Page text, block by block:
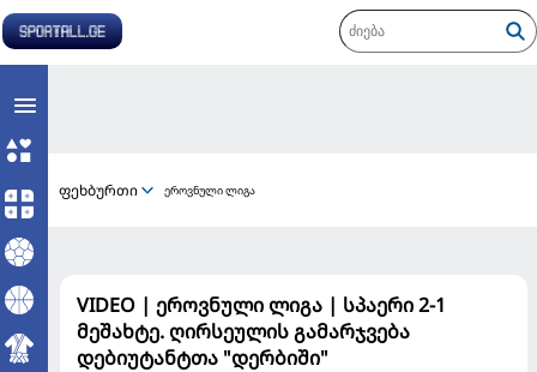
ფეხბურთი ეროვნული ლიგა
VIDEO | ეროვნული ლიგა | სპაერი 2-1
მეშახტე. ღირსეულის გამარჯვება
დებიუტანტთა "დერბიში"